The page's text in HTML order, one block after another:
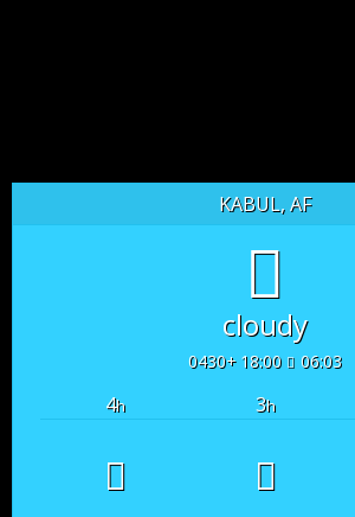
KABUL, AF
cloudy
06:03
18:00 +0430
3h
4h